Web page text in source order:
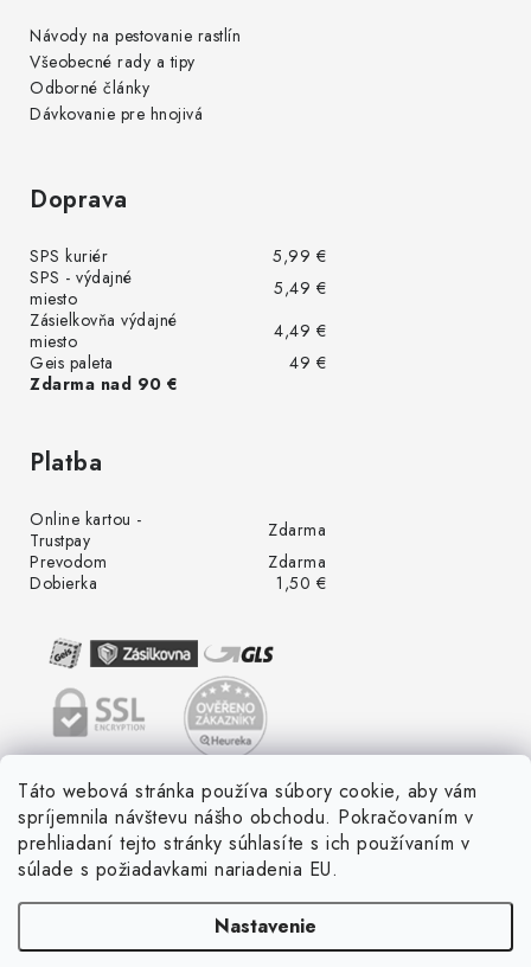
Táto webová stránka používa súbory cookie, aby vám
spríjemnila návštevu nášho obchodu. Pokračovaním v
prehliadaní tejto stránky súhlasíte s ich používaním v
súlade s požiadavkami nariadenia EU.
Nastavenie
Návody na pestovanie rastlín
Všeobecné rady a tipy
Odborné články
Dávkovanie pre hnojivá
Doprava
SPS kuriér
5,99 €
SPS - výdajné
miesto
5,49 €
Zásielkovňa výdajné
miesto
4,49 €
Geis paleta
49 €
Zdarma nad 90 €
Platba
Online kartou -
Trustpay
Zdarma
Prevodom
Zdarma
Dobierka
1,50 €